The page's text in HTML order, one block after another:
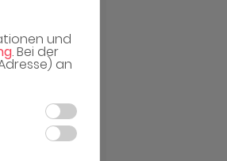
und
. Bei der
an